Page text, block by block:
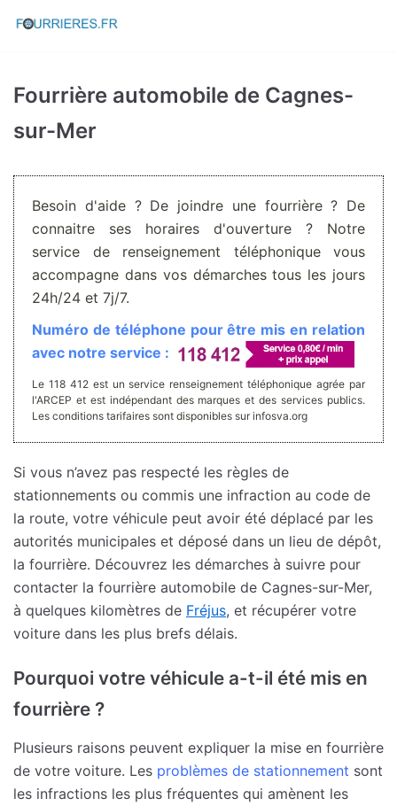
Aller
Fourrière automobile de Cagnes-
sur-Mer
Besoin d'aide ? De joindre une fourrière ? De
connaitre ses horaires d'ouverture ? Notre
service de renseignement téléphonique vous
accompagne dans vos démarches tous les jours
24h/24 et 7j/7.
Numéro de téléphone pour être mis en relation
avec notre service :
Le 118 412 est un service renseignement téléphonique agrée par
l'ARCEP et est indépendant des marques et des services publics.
Les conditions tarifaires sont disponibles sur infosva.org
Si vous n’avez pas respecté les règles de
stationnements ou commis une infraction au code de
la route, votre véhicule peut avoir été déplacé par les
autorités municipales et déposé dans un lieu de dépôt,
la fourrière. Découvrez les démarches à suivre pour
contacter la fourrière automobile de Cagnes-sur-Mer,
à quelques kilomètres de Fréjus, et récupérer votre
voiture dans les plus brefs délais.
Pourquoi votre véhicule a-t-il été mis en
fourrière ?
Plusieurs raisons peuvent expliquer la mise en fourrière
de votre voiture. Les problèmes de stationnement sont
les infractions les plus fréquentes qui amènent les